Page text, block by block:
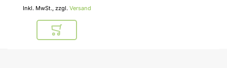
Inkl. MwSt., zzgl. Versand
In den Warenkorb